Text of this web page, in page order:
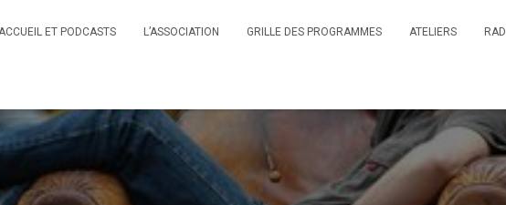
ET PODCASTS L’ASSOCIATION GRILLE DES PROGRAMMES ATELIERS